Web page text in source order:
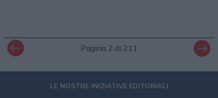
Pagina 2 di 211
LE NOSTRE INIZIATIVE EDITORIALI